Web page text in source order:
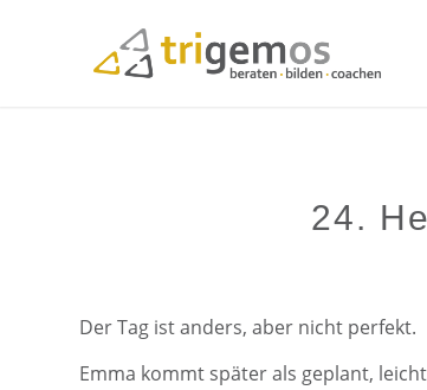
24.
Der Tag ist anders, aber nicht perfekt.
Emma kommt später als geplant,